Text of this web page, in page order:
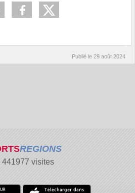
Publié le 29 août 2024
REGIONS
441977 visites